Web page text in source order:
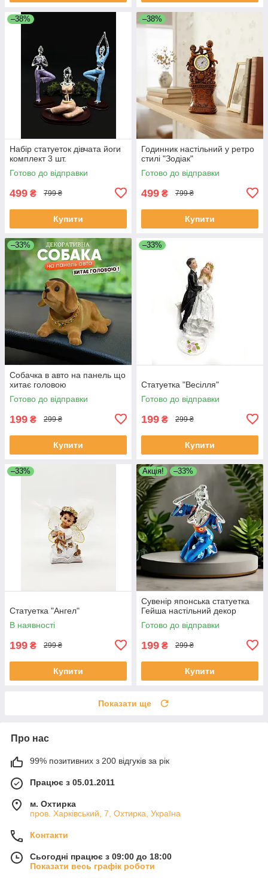
–38%
Набір статуеток дівчата йоги
комплект 3 шт.
Готово до відправки
499 ₴ 799 ₴
Купити
–38%
Годинник настільний у ретро
стилі "Зодіак"
Готово до відправки
499 ₴ 799 ₴
Купити
–33%
Собачка в авто на панель що
хитає головою
Готово до відправки
199 ₴ 299 ₴
Купити
–33%
Статуетка "Весілля"
Готово до відправки
199 ₴ 299 ₴
Купити
–33%
Статуетка "Ангел"
В наявності
199 ₴ 299 ₴
Купити
Акція! –33%
Сувенір японська статуетка
Гейша настільний декор
Готово до відправки
199 ₴ 299 ₴
Купити
Показати ще
Про нас
99% позитивних з 200 відгуків за рік
Працює з 05.01.2011
м. Охтирка
пров. Харківський, 7, Охтирка, Україна
Контакти
Сьогодні працює з 09:00 до 18:00
Показати весь графік роботи